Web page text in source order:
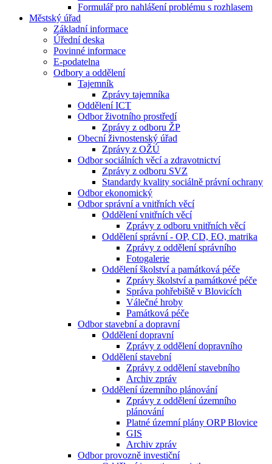
Formulář pro nahlášení problému s rozhlasem
Městský úřad
Základní informace
Úřední deska
Povinné informace
E-podatelna
Odbory a oddělení
Tajemník
Zprávy tajemníka
Oddělení ICT
Odbor životního prostředí
Zprávy z odboru ŽP
Obecní živnostenský úřad
Zprávy z OŽÚ
Odbor sociálních věcí a zdravotnictví
Zprávy z odboru SVZ
Standardy kvality sociálně právní ochrany
Odbor ekonomický
Odbor správní a vnitřních věcí
Oddělení vnitřních věcí
Zprávy z odboru vnitřních věcí
Oddělení správní - OP, CD, EO, matrika
Zprávy z oddělení správního
Fotogalerie
Oddělení školství a památková péče
Zprávy školství a památkové péče
Správa pohřebiště v Blovicích
Válečné hroby
Památková péče
Odbor stavební a dopravní
Oddělení dopravní
Zprávy z oddělení dopravního
Oddělení stavební
Zprávy z oddělení stavebního
Archiv zpráv
Oddělení územního plánování
Zprávy z oddělení územního
plánování
Platné územní plány ORP Blovice
GIS
Archiv zpráv
Odbor provozně investiční